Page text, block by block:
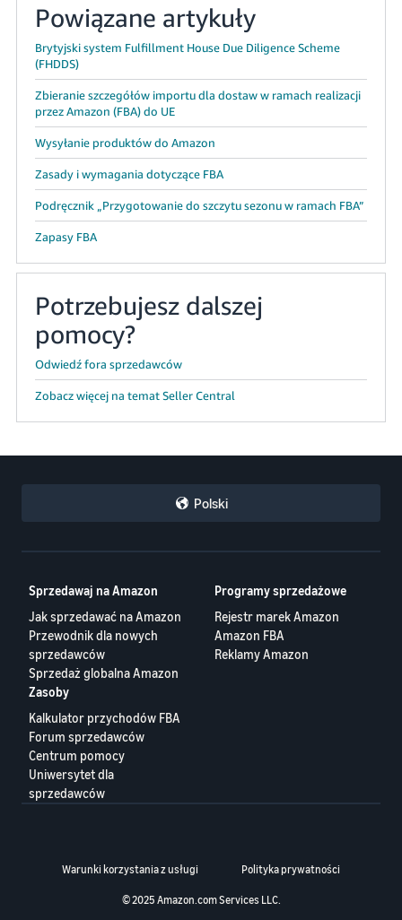
Powiązane artykuły
Brytyjski system Fulfillment House Due Diligence Scheme
(FHDDS)
Zbieranie szczegółów importu dla dostaw w ramach realizacji
przez Amazon (FBA) do UE
Wysyłanie produktów do Amazon
Zasady i wymagania dotyczące FBA
Podręcznik „Przygotowanie do szczytu sezonu w ramach FBA”
Zapasy FBA
Potrzebujesz dalszej
pomocy?
Odwiedź fora sprzedawców
Zobacz więcej na temat Seller Central
Polski
Sprzedawaj na Amazon
Jak sprzedawać na Amazon
Przewodnik dla nowych
sprzedawców
Sprzedaż globalna Amazon
Programy sprzedażowe
Rejestr marek Amazon
Amazon FBA
Reklamy Amazon
Zasoby
Kalkulator przychodów FBA
Forum sprzedawców
Centrum pomocy
Uniwersytet dla
sprzedawców
Warunki korzystania z usługi Polityka prywatności
© 2025 Amazon.com Services LLC.